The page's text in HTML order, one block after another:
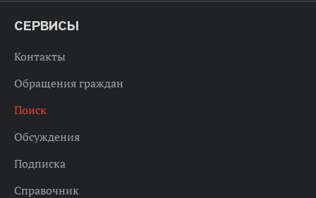
СЕРВИСЫ
Контакты
Обращения граждан
Поиск
Обсуждения
Подписка
Справочник